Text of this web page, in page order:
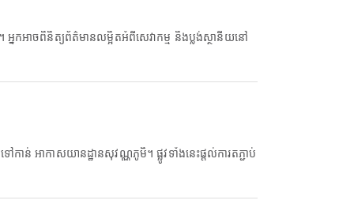
អ្នកអាចពិនិត្យព័ត៌មានលម្អិតអំពីសេវាកម្ម និងប្លង់ស្ថានីយនៅ
ន់ អាកាសយានដ្ឋានសុវណ្ណភូមិ។ ផ្លូវទាំងនេះផ្តល់ការតភ្ជាប់